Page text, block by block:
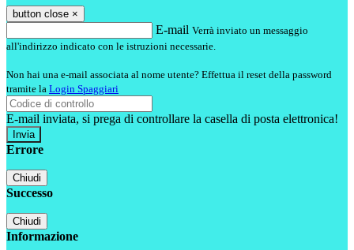
button close ×
E-mail Verrà inviato un messaggio
all'indirizzo indicato con le istruzioni necessarie.
Non hai una e-mail associata al nome utente? Effettua il reset della password
tramite la Login Spaggiari
E-mail inviata, si prega di controllare la casella di posta elettronica!
Errore
Chiudi
Successo
Chiudi
Informazione